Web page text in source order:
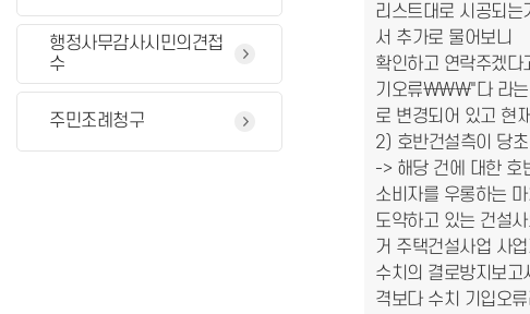
행정사무감사시민의견접
수
주민조례청구
리스트대로 시공되
서 추가로 물어보니
확인하고 연락주겠
기오류\\\"다 라는 말
로 변경되어 있고 현
2) 호반건설측이 당
-> 해당 건에 대한
소비자를 우롱하는
도약하고 있는 건설
거 주택건설사업 사
수치의 결로방지보
격보다 수치 기입오